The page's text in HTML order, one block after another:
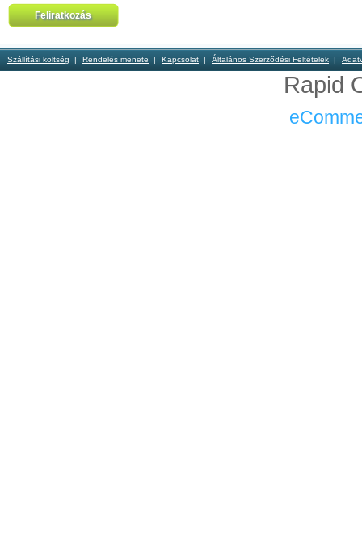
Szállítási költség Rendelés menete Kapcsolat Általános Szerződési Feltételek
Rapid